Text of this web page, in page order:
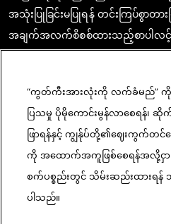
အသုံးပြုခြင်းမပြုရန် တင်းကြပ်စွာတ
အချက်အလက်စိစစ်ထားသည့်စာပါလ
အချက်အလက်များကို အတည်ပြုရာတွ
နားလည်စေရန်အလို့ငှာ လိုအပ်သည့်
ရယူဖော်ပြထားခြင်းဖြစ်ပါသည်။
အစည်း (third party) ၏ စာ၊ အကြေ
ခွင့်ရှိသူ သို့မဟုတ် မူရင်းတင်သူများထံ
မရှိပါ။ ဤသို့ဆောင်ရွက်သည့်အတွက်
မဟုတ်ပါ။ AFP နှင့် AFP ၏ တံဆိပ်လိုဂို
“ကွတ်ကီးအားလုံးကို လက်ခံမည်” ကိုနှိ
ပြသမှု ပိုမိုကောင်းမွန်လာစေရန်၊
ဖြာရန်နှင့် ကျွန်ုပ်တို့၏ဈေးကွက်တင်ရေ
ကို အထောက်အကူဖြစ်စေရန်အလို့ငှ
စက်ပစ္စည်းတွင် သိမ်းဆည်းထားရန်
ပါသည်။